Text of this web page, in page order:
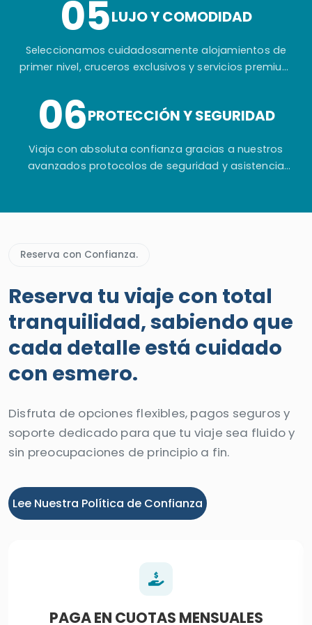
05LUJO Y COMODIDAD
Seleccionamos cuidadosamente alojamientos de
primer nivel, cruceros exclusivos y servicios premium
06PROTECCIÓN Y SEGURIDAD
Viaja con absoluta confianza gracias a nuestros
avanzados protocolos de seguridad y asistencia
Reserva con Confianza.
Reserva tu viaje con total
tranquilidad, sabiendo que
cada detalle está cuidado
con esmero.
Disfruta de opciones flexibles, pagos seguros y
soporte dedicado para que tu viaje sea fluido y
sin preocupaciones de principio a fin.
Lee Nuestra Política de Confianza
PAGA EN CUOTAS MENSUALES